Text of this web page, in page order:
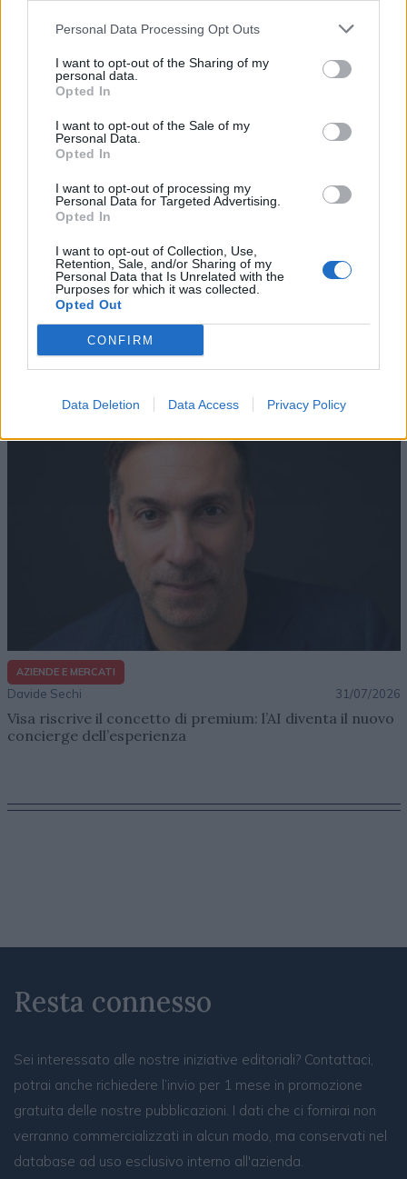
Personal Data Processing Opt Outs
I want to opt-out of the Sharing of my
personal data.
Opted In
I want to opt-out of the Sale of my
Personal Data.
Opted In
I want to opt-out of processing my
Personal Data for Targeted Advertising.
Opted In
I want to opt-out of Collection, Use,
Retention, Sale, and/or Sharing of my
Personal Data that Is Unrelated with the
Purposes for which it was collected.
Opted Out
CONFIRM
Data Deletion Data Access Privacy Policy
Altri articoli che potrebbero piacerti
AZIENDE E MERCATI
Davide Sechi
Dal lusso circolare all’intelligenza artificiale: come
Lenush Saf costruisce un ecosistema tra creatività,
AZIENDE E MERCATI
Davide Sechi 31/07/2026
Visa riscrive il concetto di premium: l’AI diventa il nuovo
concierge dell’esperienza
Resta connesso
Sei interessato alle nostre iniziative editoriali? Contattaci,
potrai anche richiedere l’invio per 1 mese in promozione
gratuita delle nostre pubblicazioni. I dati che ci fornirai non
verranno commercializzati in alcun modo, ma conservati nel
database ad uso esclusivo interno all'azienda.